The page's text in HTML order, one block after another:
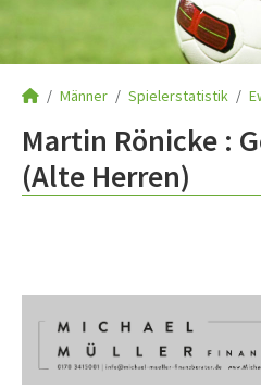
Männer Spielerstatistik
Martin Rönicke :
(Alte Herren)